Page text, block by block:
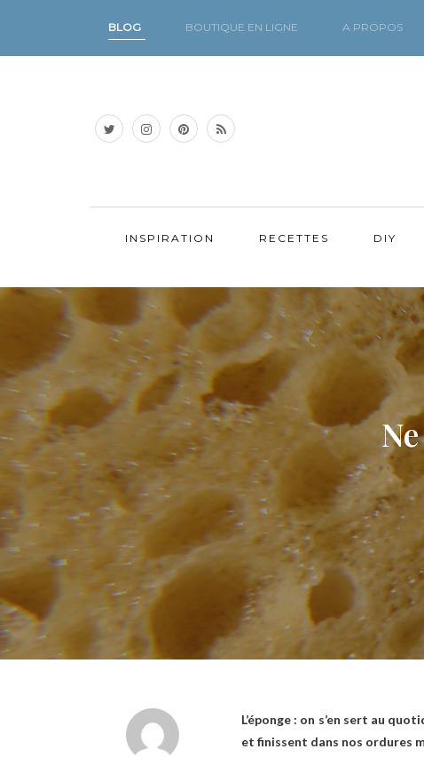
BLOG BOUTIQUE EN LIGNE A PROPOS
INSPIRATION RECETTES DIY
L’éponge : on s’en sert au
et finissent dans nos ordures